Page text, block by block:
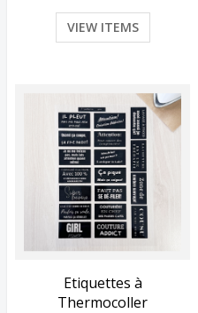
VIEW ITEMS
Etiquettes à
Thermocoller